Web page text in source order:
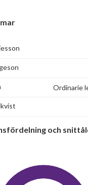
Ordinarie
och